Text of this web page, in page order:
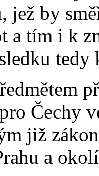
jež by
a tím i k
tedy
Čechy
již
a